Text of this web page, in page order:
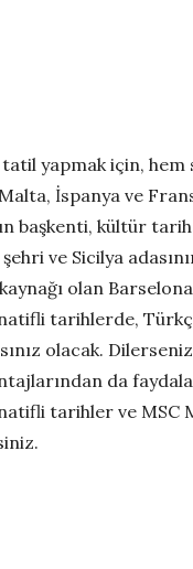
yapmak için,
İspanya ve
başkenti, kültür
ve Sicilya
olan
tarihlerde,
olacak.
da
tarihler ve MSC